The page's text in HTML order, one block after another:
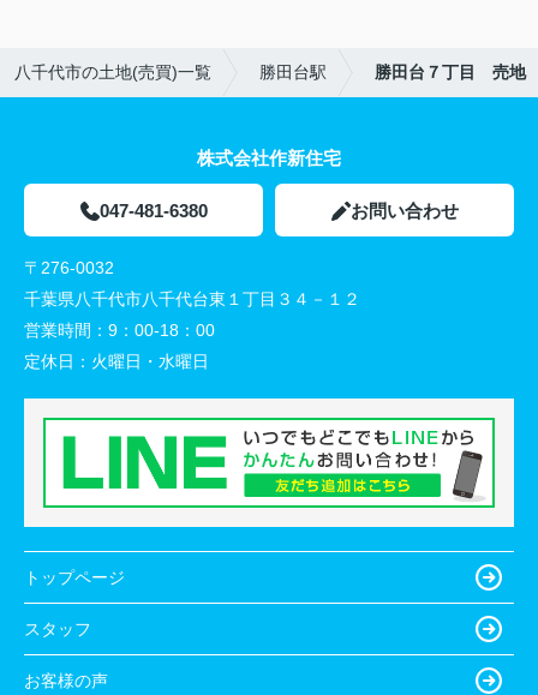
八千代市の土地(売買)一覧 勝田台駅 勝田台７丁目 売地
株式会社作新住宅
047-481-6380 お問い合わせ
〒276-0032
千葉県八千代市八千代台東１丁目３４－１２
営業時間： 9：00-18：00
定休日： 火曜日・水曜日
トップページ
スタッフ
お客様の声